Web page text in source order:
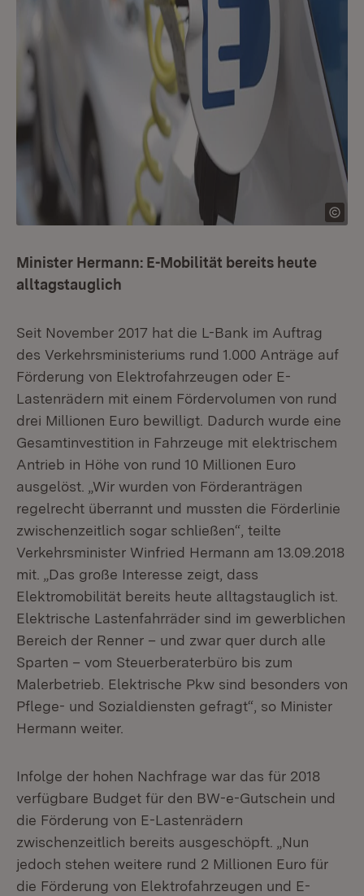
Minister Hermann: E-Mobilität bereits heute
alltagstauglich
Seit November 2017 hat die L-Bank im Auftrag
des Verkehrsministeriums rund 1.000 Anträge auf
Förderung von Elektrofahrzeugen oder E-
Lastenrädern mit einem Fördervolumen von rund
drei Millionen Euro bewilligt. Dadurch wurde eine
Gesamtinvestition in Fahrzeuge mit elektrischem
Antrieb in Höhe von rund 10 Millionen Euro
ausgelöst. „Wir wurden von Förderanträgen
regelrecht überrannt und mussten die Förderlinie
zwischenzeitlich sogar schließen“, teilte
Verkehrsminister Winfried Hermann am 13.09.2018
mit. „Das große Interesse zeigt, dass
Elektromobilität bereits heute alltagstauglich ist.
Elektrische Lastenfahrräder sind im gewerblichen
Bereich der Renner – und zwar quer durch alle
Sparten – vom Steuerberaterbüro bis zum
Malerbetrieb. Elektrische Pkw sind besonders von
Pflege- und Sozialdiensten gefragt“, so Minister
Hermann weiter.
Infolge der hohen Nachfrage war das für 2018
verfügbare Budget für den BW-e-Gutschein und
die Förderung von E-Lastenrädern
zwischenzeitlich bereits ausgeschöpft. „Nun
jedoch stehen weitere rund 2 Millionen Euro für
die Förderung von Elektrofahrzeugen und E-